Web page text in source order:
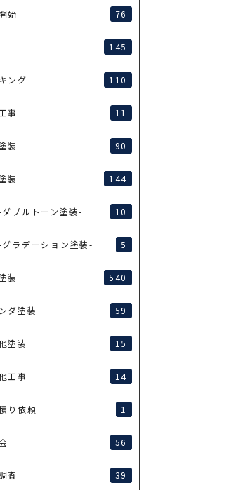
始 76
145
ング 110
事 11
装 90
装 144
ブルトーン塗装- 10
ラデーション塗装- 5
装 540
ダ塗装 59
塗装 15
工事 14
り依頼 1
56
査 39